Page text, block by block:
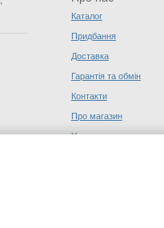
Каталог
Придбання
Доставка
Гарантія та обмін
Контакти
Про магазин
Угода користувача